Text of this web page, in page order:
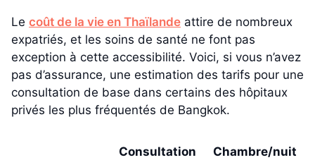
Le coût de la vie en Thaïlande attire de nombreux
expatriés, et les soins de santé ne font pas
exception à cette accessibilité. Voici, si vous n’avez
pas d’assurance, une estimation des tarifs pour une
consultation de base dans certains des hôpitaux
privés les plus fréquentés de Bangkok.
Consultation
Chambre/nuit